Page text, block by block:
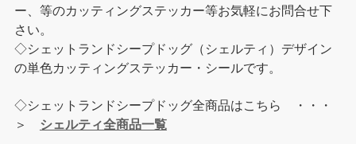
ー、等のカッティングステッカー等お気軽にお問合せ下
さい。
◇シェットランドシープドッグ（シェルティ）デザイン
の単色カッティングステッカー・シールです。
◇シェットランドシープドッグ全商品はこちら ・・・
＞
シェルティ全商品一覧